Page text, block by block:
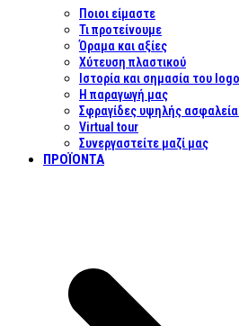
Ποιοι είμαστε
Τι προτείνουμε
Όραμα και αξίες
Χύτευση πλαστικού
Ιστορία και σημασία του logo
Η παραγωγή μας
Σφραγίδες υψηλής
Virtual tour
Συνεργαστείτε μαζί μας
ΠΡΟΪΌΝΤΑ